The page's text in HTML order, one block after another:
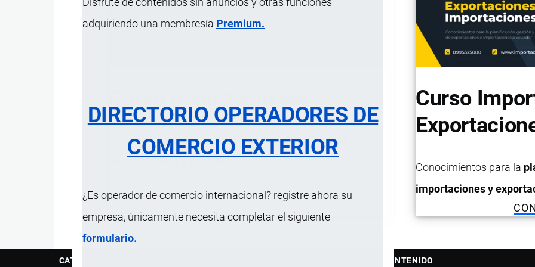
adquiriendo una membresía Premium.
DIRECTORIO OPERADORES DE
COMERCIO EXTERIOR
¿Es operador de comercio internacional? registre ahora su
empresa, únicamente necesita completar el siguiente
formulario.
Conocimiento para laplanificación y desarrollo de
importaciones a Ecuador.
Curso
Conocimientos para la
importaciones y
CATEGORÍAS CONTENIDO